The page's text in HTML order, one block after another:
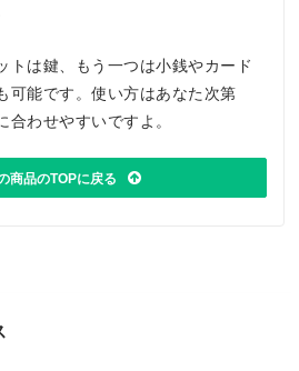
トは鍵、もう一つは小銭やカード
可能です。使い方はあなた次第
合わせやすいですよ。
商品のTOPに戻る